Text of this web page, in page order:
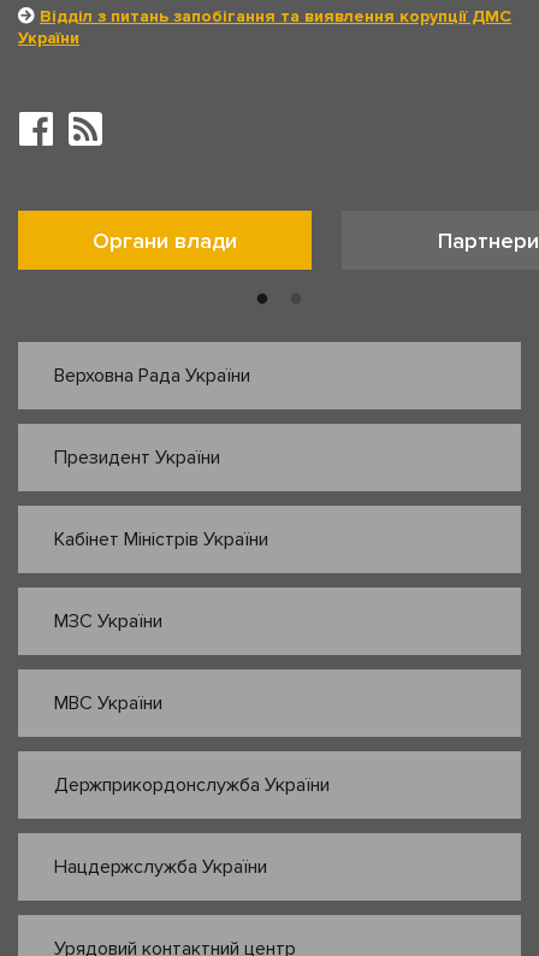
Відділ з питань запобігання та виявлення корупції ДМС
України
Органи влади Партнери
Верховна Рада України
Президент України
Кабінет Міністрів України
МЗС України
МВС України
Держприкордонслужба України
Нацдержслужба України
Урядовий контактний центр